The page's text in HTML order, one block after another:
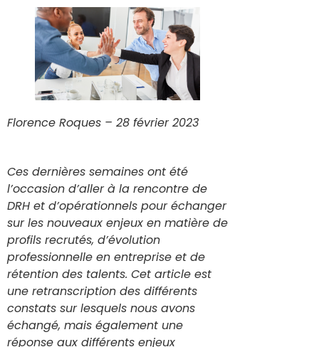
Florence Roques – 28 février 2023
Ces dernières semaines ont été
l’occasion d’aller à la rencontre de
DRH et d’opérationnels pour échanger
sur les nouveaux enjeux en matière de
profils recrutés, d’évolution
professionnelle en entreprise et de
rétention des talents. Cet article est
une retranscription des différents
constats sur lesquels nous avons
échangé, mais également une
réponse aux différents enjeux